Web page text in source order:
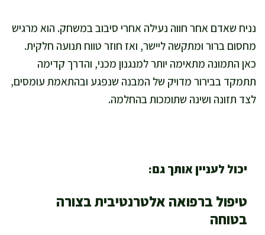
נניח שאדם אחר חווה נעילה אחרי סיבוב במשחק. הוא מרגיש
מחסום ברור ומתקשה ליישר, ואז חוזר טווח תנועה חלקית.
כאן התמונה מתאימה יותר למנגנון מכני, והדרך קדימה
תתמקד בבירור מדויק של המבנה שנפגע ובהתאמת עומסים,
לצד תזונה ושינה שתומכות בהחלמה.
יכול לעניין אותך גם:
טיפול ברפואה אלטרנטיבית בצורה
בטוחה